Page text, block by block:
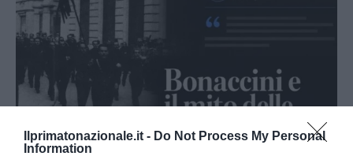
Ilprimatonazionale.it - Do Not Process My Personal
Information